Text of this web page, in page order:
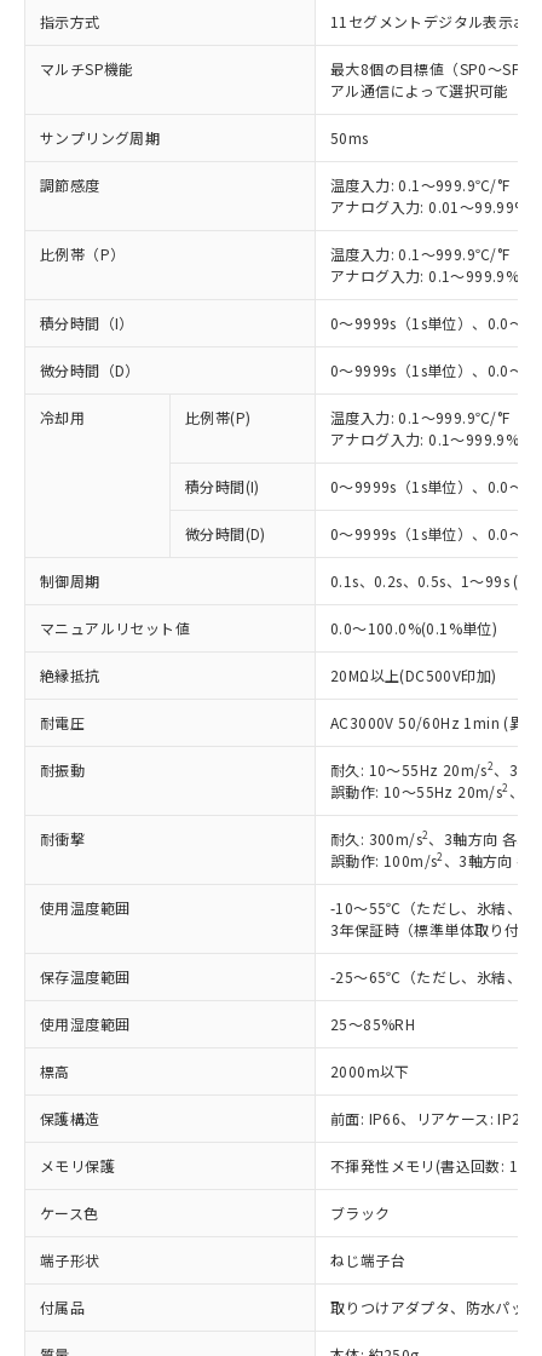
指示方式 11セグメントデジタル表示お
マルチSP機能
最大8個の目標値（SP0～SP7
アル通信によって選択可能
サンプリング周期 50ms
調節感度
温度入力: 0.1～999.9℃/°F（
アナログ入力: 0.01～
比例帯（P）
温度入力: 0.1～999.9℃/°F（
アナログ入力: 0.1～999.9%FS
積分時間（I） 0～9999s（1s単位）、0.0～
微分時間（D） 0～9999s（1s単位）、0.0～
冷却用 比例帯(P)
温度入力: 0.1～999.9℃/°F（
アナログ入力: 0.1～999.9%FS
積分時間(I) 0～9999s（1s単位）、0.0～
微分時間(D) 0～9999s（1s単位）、0.0～
制御周期 0.1s、0.2s、0.5s、1～99s (1s
マニュアルリセット値 0.0～100.0%(0.1%単位)
絶縁抵抗 20MΩ以上(DC500V印加)
耐電圧 AC3000V 50/60Hz 1min (異極
耐振動 耐久: 10～55Hz 20m/s2、3軸
誤動作: 10～55Hz 20m/s2 、3
耐衝撃 耐久: 300m/s2、3軸方向 各3回
誤動作: 100m/s2 、3軸方向 各
使用温度範囲
-10～55℃（ただし、氷結、結
3年保証時（標準単体取り付
保存温度範囲 -25～65℃（ただし、氷結、結
使用湿度範囲 25～85%RH
標高 2000m以下
保護構造 前面: IP66、リアケース: IP20
メモリ保護 不揮発性メモリ(書込回数: 100
ケース色 ブラック
端子形状 ねじ端子台
付属品 取りつけアダプタ、防水パッ
ご利用条件
以下の条件をお読みいただき、同意のうえ
対応済み：EU RoHS指令（10物質）の
非含有に対応した製品が提供可能な商品で
す。
対応予定：EU RoHS指令（10物質）の非含
有に対応した製品に切り替える予定のある
対応予定なし：EU RoHS指令（10物質）の
調査・確認中：EU RoHS指令（10物質）の